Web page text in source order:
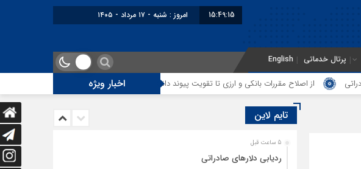
15:49:15 امروز : شنبه - ۱۷ مرداد - ۱۴۰۵
پرتال خدماتی English
اخبار ویژه از اصلاح مقررات بانکی و ارزی تا تقویت پیوند دانشگاه و صنعت راهنمای نحوه شرکت در
تایم لاین
5 ساعت قبل
ردیابی دلارهای صادراتی